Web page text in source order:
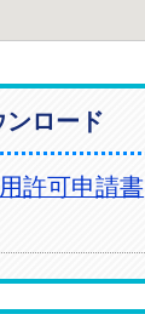
ンロード
許可申請書